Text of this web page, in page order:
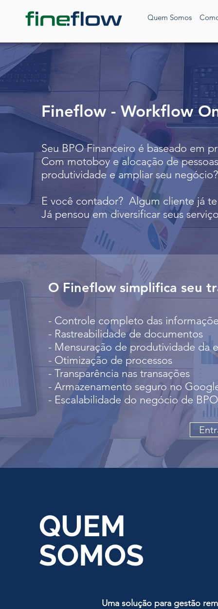
Quem Somos
Fineflow - Workflow
Seu BPO Financeiro é baseado em
Com motoboy e alocação de
produtividade e ampliar seu negócio?
E você contador? Algum cliente já
Já pensou emdiversificar seus
O Fineflow simplifica seu
- Controle completo das
- Rastreabilidade de documentos
- Mensuração de produtividade da
- Otimização de processos
- Transparência nas transações
- Armazenamento seguro no
- Escalabilidade do negócio de
QUEM
SOMOS
Uma solução para gestão